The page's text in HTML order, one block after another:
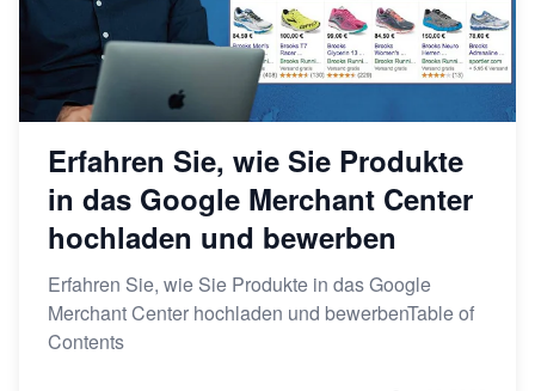
Erfahren Sie, wie Sie Produkte
in das Google Merchant Center
hochladen und bewerben
Erfahren Sie, wie Sie Produkte in das Google
Merchant Center hochladen und bewerbenTable of
Contents